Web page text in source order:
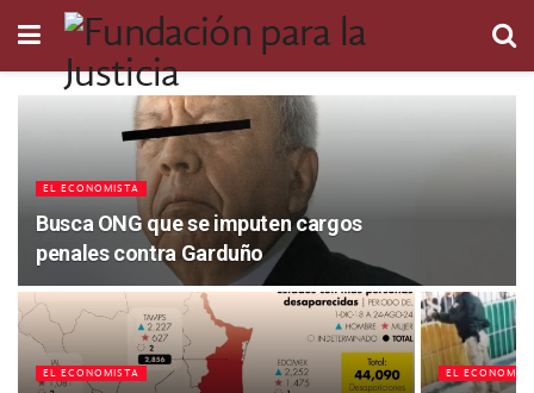
EL ECONOMISTA
Busca ONG que se imputen cargos
penales contra Garduño
EL ECONOMISTA EL